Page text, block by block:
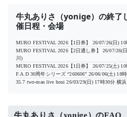
牛丸ありさ（yonige）の終了
催日程・会場
MURO FESTIVAL 2026【1日券】 26/07/26(日) 10
MURO FESTIVAL 2026【2日通し券】
26/07/26(
川)
MURO FESTIVAL 2026【1日券】
26/07/25(土) 10
F.A.D 30周年シリーズ “260606” 26/06/06(土) 18
35.7 two-man live houi 26/03/29(日) 17時30分 横